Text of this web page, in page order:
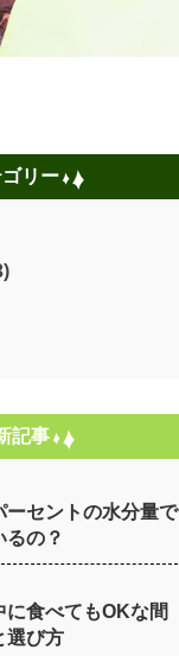
ゴリー
記事
ーセントの水分量で
るの？
に食べてもOKな間
選び方